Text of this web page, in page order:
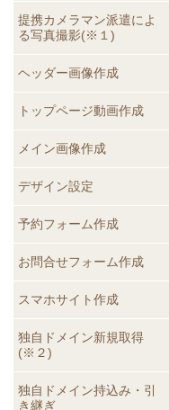
提携カメラマン派遣によ
る写真撮影(※１)
ヘッダー画像作成
トップページ動画作成
メイン画像作成
デザイン設定
予約フォーム作成
お問合せフォーム作成
スマホサイト作成
独自ドメイン新規取得
(※２)
独自ドメイン持込み・引
き継ぎ